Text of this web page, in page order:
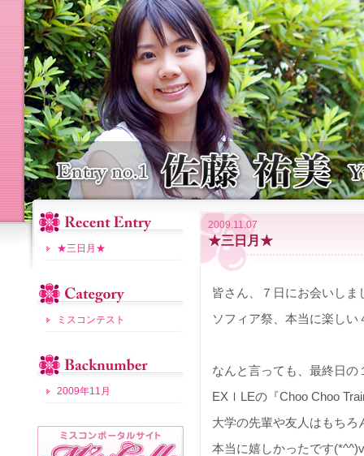
2009.11.07
★三日月★
皆さん、７日にお会いしま
ソフィア祭、本当に楽し
なんと言っても、最終日
EXｌLEの『Choo Choo
大学の先輩や友人はもち
本当に嬉しかったです(*^^)v
★三日月★
ミスコンテスト
2009年11月